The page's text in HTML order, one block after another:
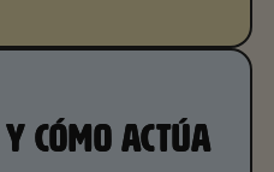
CÓMO ACTÚA